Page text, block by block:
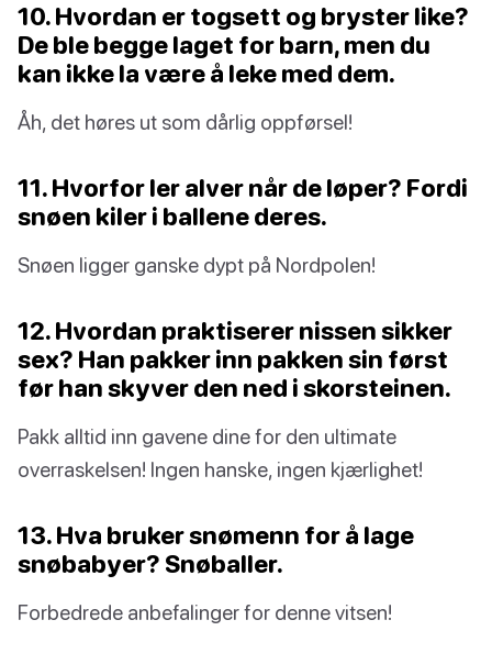
10. Hvordan er togsett og bryster like?
De ble begge laget for barn, men du
kan ikke la være å leke med dem.
Åh, det høres ut som dårlig oppførsel!
11. Hvorfor ler alver når de løper? Fordi
snøen kiler i ballene deres.
Snøen ligger ganske dypt på Nordpolen!
12. Hvordan praktiserer nissen sikker
sex? Han pakker inn pakken sin først
før han skyver den ned i skorsteinen.
Pakk alltid inn gavene dine for den ultimate
overraskelsen! Ingen hanske, ingen kjærlighet!
13. Hva bruker snømenn for å lage
snøbabyer? Snøballer.
Forbedrede anbefalinger for denne vitsen!